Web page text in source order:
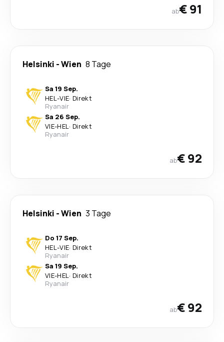
ab€ 91
Helsinki -Wien 8 Tage
Sa 19 Sep.
HEL-VIE· Direkt
Ryanair
Sa 26 Sep.
VIE-HEL· Direkt
Ryanair
ab€ 92
Helsinki -Wien 3 Tage
Do 17 Sep.
HEL-VIE· Direkt
Ryanair
Sa 19 Sep.
VIE-HEL· Direkt
Ryanair
ab€ 92